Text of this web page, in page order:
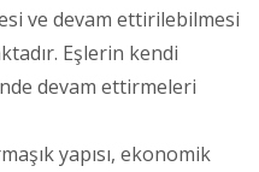
ve devam ettirilebilmesi
Eşlerin kendi
devam ettirmeleri
yapısı, ekonomik